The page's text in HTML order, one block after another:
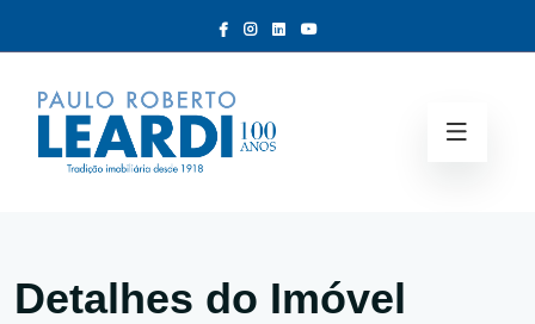
Detalhes do Imóvel